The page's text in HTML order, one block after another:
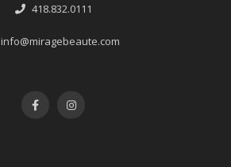
418.832.0111
info@miragebeaute.com